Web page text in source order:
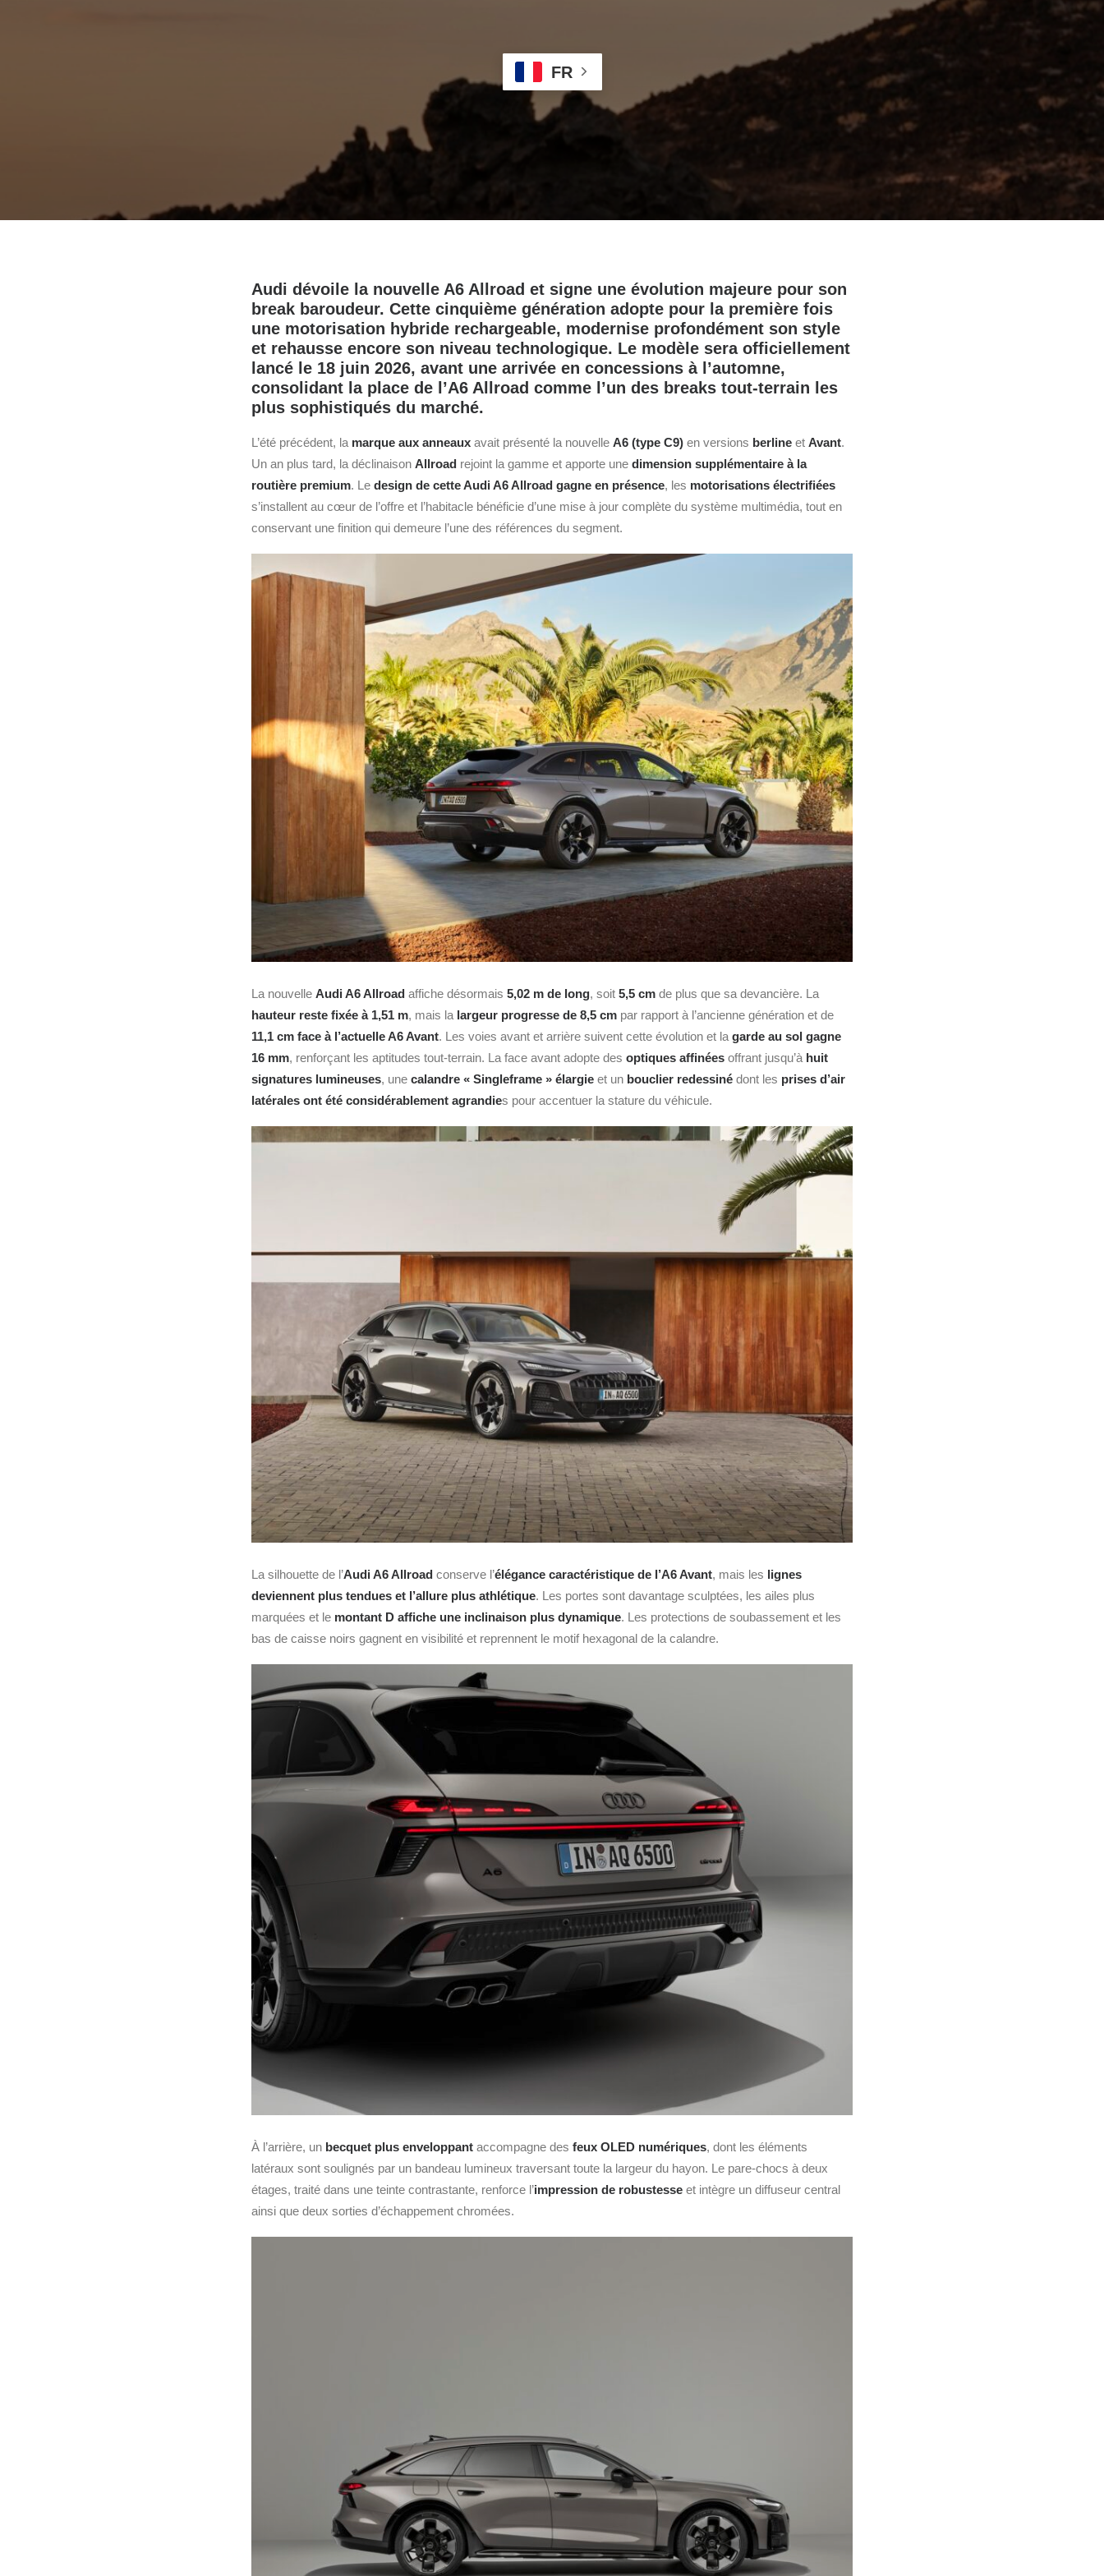
FR
Audi dévoile la nouvelle A6 Allroad et signe une évolution majeure pour son
break baroudeur. Cette cinquième génération adopte pour la première fois
une motorisation hybride rechargeable, modernise profondément son style
et rehausse encore son niveau technologique. Le modèle sera officiellement
lancé le 18 juin 2026, avant une arrivée en concessions à l’automne,
consolidant la place de l’A6 Allroad comme l’un des breaks tout‑terrain les
plus sophistiqués du marché.
L’été précédent, la marque aux anneaux avait présenté la nouvelle A6 (type C9) en versions berline et Avant.
Un an plus tard, la déclinaison Allroad rejoint la gamme et apporte une dimension supplémentaire à la
routière premium. Le design de cetteAudi A6 Allroad gagne en présence, les motorisations électrifiées
s’installent au cœur de l’offre et l’habitacle bénéficie d’une mise à jour complète du système multimédia, tout en
conservant une finition qui demeure l’une des références du segment.
La nouvelle Audi A6 Allroad affiche désormais 5,02 m de long, soit 5,5 cm de plus que sa devancière. La
hauteur reste fixée à 1,51 m, mais la largeur progresse de 8,5 cm par rapport à l’ancienne génération et de
11,1 cm face à l’actuelle A6 Avant. Les voies avant et arrière suivent cette évolution et la garde au sol gagne
16 mm, renforçant les aptitudes tout‑terrain. La face avant adopte des optiques affinées offrant jusqu’à huit
signatures lumineuses, une calandre « Singleframe » élargie et un bouclier redessiné dont les prises d’air
latérales ont été considérablement agrandies pour accentuer la stature du véhicule.
La silhouette de l’Audi A6 Allroad conserve l’élégance caractéristique de l’A6 Avant, mais les lignes
deviennent plus tendues et l’allure plus athlétique. Les portes sont davantage sculptées, les ailes plus
marquées et le montant D affiche une inclinaison plus dynamique. Les protections de soubassement et les
bas de caisse noirs gagnent en visibilité et reprennent le motif hexagonal de la calandre.
À l’arrière, un becquet plus enveloppant accompagne des feux OLED numériques, dont les éléments
latéraux sont soulignés par un bandeau lumineux traversant toute la largeur du hayon. Le pare‑chocs à deux
étages, traité dans une teinte contrastante, renforce l’impression de robustesse et intègre un diffuseur central
ainsi que deux sorties d’échappement chromées.